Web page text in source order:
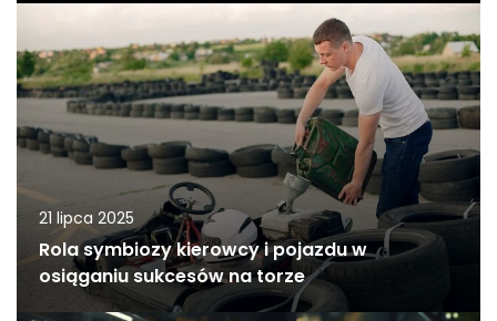
21 lipca 2025
Rola symbiozy kierowcy i pojazdu w
osiąganiu sukcesów na torze